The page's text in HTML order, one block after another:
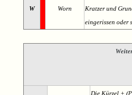
W Worn
Kratzer und
eingerissen oder
Die Kürzel +